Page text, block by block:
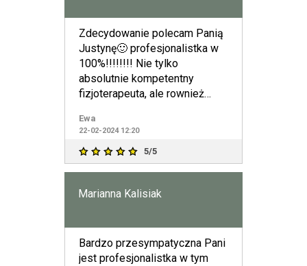
Zdecydowanie polecam Panią
Justynę🙂 profesjonalistka w
100%!!!!!!!! Nie tylko
absolutnie kompetentny
fizjoterapeuta, ale rownież
Ewa
22-02-2024 12:20
5/5
Marianna Kalisiak
Bardzo przesympatyczna Pani
jest profesjonalistka w tym